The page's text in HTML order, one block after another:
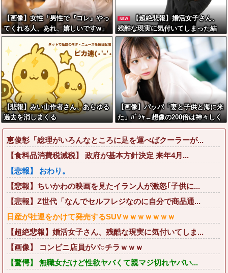
【画像】女性「男性で『コレ』やっ
てくれる人、あれ、嬉しいですw」
→まさかの行為がこちらw w w w w
w w w w
NEW
【超絶悲報】婚活女子さん、
残酷な現実に気付いてしまった結
果…
【悲報】みい山作者さん、あらゆる
過去を消しまくる
【画像】パッパ「妻と子供と海に来
た」ﾊﾟｼｬ←想像の200倍は神々しく
て草
恵俊彰「総理がいろんなところに足を運べばクーラーが...
【食料品消費税減税】 政府が基本方針決定 来年4月...
【悲報】 おわり。
【悲報】ちいかわの映画を見たイラン人が激怒｢子供に...
【悲報】Z世代「なんでセルフレジなのに自分で商品通...
日産が社運をかけて発売するSUVｗｗｗｗｗｗｗ
【超絶悲報】婚活女子さん、残酷な現実に気付いてしま...
【画像】 コンビニ店員がパ○チラｗｗｗ
【驚愕】 無職女だけど性欲ヤバくて親マジ切れヤバい...